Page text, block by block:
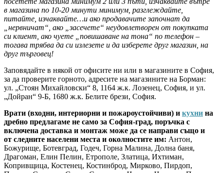
в магазина по 10-20 минути минимум, разглеждайте,
питайте, изчаквайте…и ако продавачите започнат да
„нервничат“, ако „засечете“ неудовлетворен от покупката
си клиент, ако чуете „повишаване на тона“ по телефон –
тогава трябва да си излезете и да изберете друг магазин, на
друг търговец!
Заповядайте в някой от офисите ни или в магазините в София,
за да проверите горното, адресите на магазините на Борман:
ул. „Стоян Михайловски“ 8, 1164 ж.к. Лозенец, София, и ул.
„Дойран“ 9-Б, 1680 ж.к. Белите брези, София.
Врати (входни, интериорни и пожароустойчиви) и кухни на
дребно предлагаме не само за София-град, поръчка с
включена доставка и монтаж може да се направи също и
от следните населени места и околностите им: Антон,
Божурище, Ботевград, Годеч, Горна Малина, Долна баня,
Драгоман, Елин Пелин, Етрополе, Златица, Ихтиман,
Копривщица, Костенец, Костинброд, Мирково, Пирдоп,